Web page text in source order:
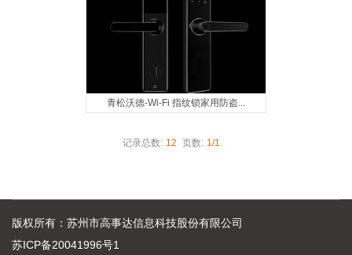
青松沃德-Wi-Fi 指纹锁家用防盗...
记录总数: 12 页数: 1/1
版权所有：苏州市高事达信息科技股份有限公司
苏ICP备20041996号1